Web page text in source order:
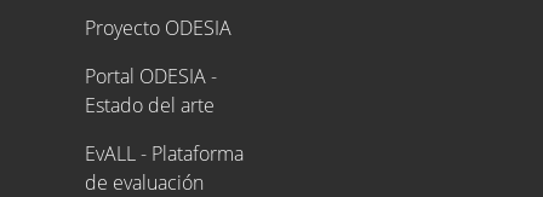
Proyecto ODESIA
Proyecto ODESIA
Portal ODESIA -
Estado del arte
EvALL - Plataforma
de evaluación